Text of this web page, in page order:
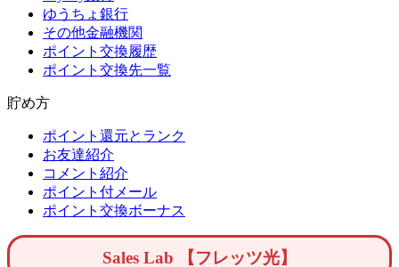
ゆうちょ銀行
その他金融機関
ポイント交換履歴
ポイント交換先一覧
貯め方
ポイント還元とランク
お友達紹介
コメント紹介
ポイント付メール
ポイント交換ボーナス
Sales Lab 【フレッツ光】